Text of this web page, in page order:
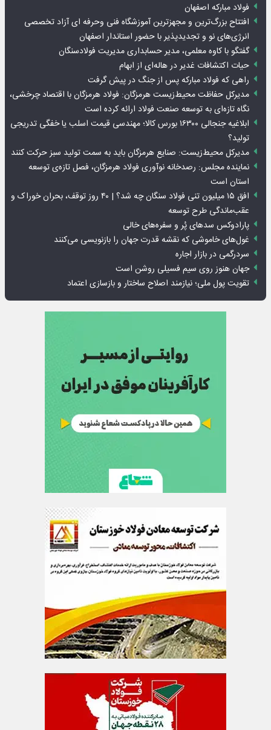
فولاد مبارکه اصفهان
افتتاح بزرگ‌ترین و مجهزترین آموزشگاه فنی وحرفه ای آزاد تخصصی
انرژی‌های نو و تجدیدپذیر با حضور استاندار اصفهان
گفتگو با کاوه معلمی، مدیر حسابداری مدیریت فولادسنگان
حیات اکتشافات غدیر در هاله‌ای از ابهام
راهی که فولاد مبارکه پس از جنگ در پیش گرفت
مدیرکل حفاظت محیط‌زیست هرمزگان: فولاد هرمزگان با اقتصاد چرخشی،
نگاه تازه‌ای به توسعه صنعت فولاد ارائه کرده است
ابلاغیه جنجالی ۱۶۳۰۰ بورس کالا؛ مهندسی قیمت اسلب یا خفگی تدریجی
تولید؟
مدیرکل محیط‌زیست: صنایع هرمزگان باید به سمت تولید سبز حرکت کنند
نماینده مجلس: رصدخانه نوآوری فولاد هرمزگان، فصل تازه‌ی توسعه
استان است
افق ۱۵ میلیون تنی فولاد سنگان چه شد؟ | ۴۰ روز توقف، بحران خوراک و
عقب‌ماندگی طرح توسعه
پارادوکس سدهای پُر و سفره‌های خالی
غول‌های خاموشی که نقشه قدرت جهان را بازنویسی می‌کنند
سردرگمی در بازار اجاره
جهان هنوز روی سیم فسیلی روشن است
تقویت پول ملی؛ نیازمند اصلاح ساختار و بازسازی اعتماد